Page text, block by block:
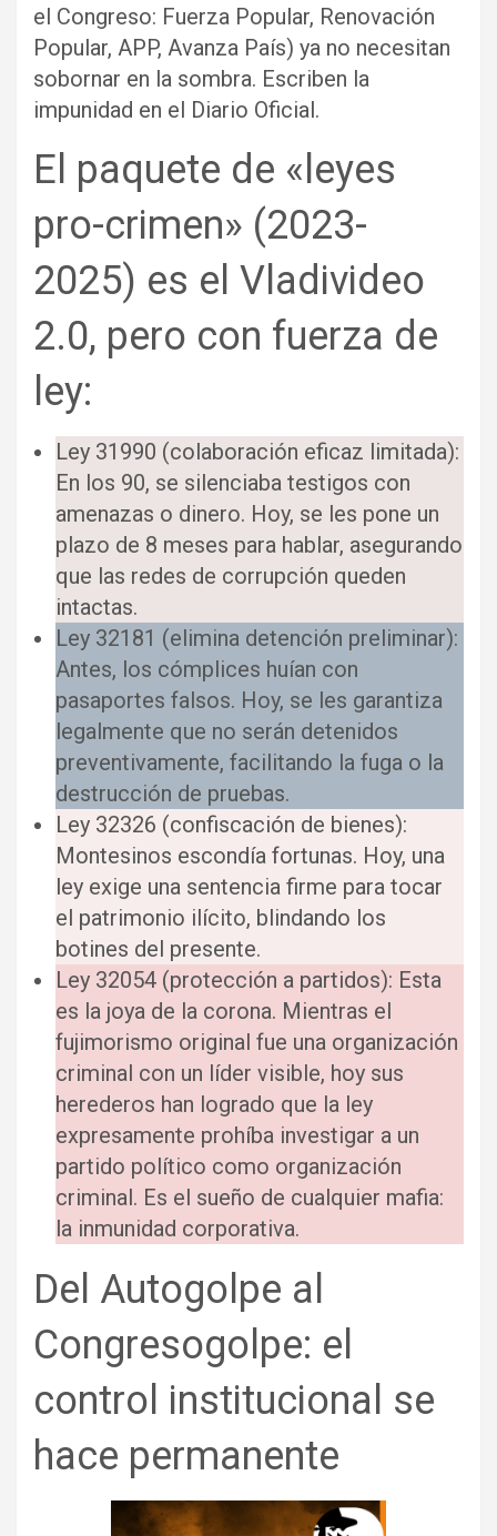
el Congreso: Fuerza Popular, Renovación
Popular, APP, Avanza País) ya no necesitan
sobornar en la sombra. Escriben la
impunidad en el Diario Oficial.
El paquete de «leyes
pro-crimen» (2023-
2025) es el Vladivideo
2.0, pero con fuerza de
ley:
Ley 31990 (colaboración eficaz limitada):
En los 90, se silenciaba testigos con
amenazas o dinero. Hoy, se les pone un
plazo de 8 meses para hablar, asegurando
que las redes de corrupción queden
intactas.
Ley 32181 (elimina detención preliminar):
Antes, los cómplices huían con
pasaportes falsos. Hoy, se les garantiza
legalmente que no serán detenidos
preventivamente, facilitando la fuga o la
destrucción de pruebas.
Ley 32326 (confiscación de bienes):
Montesinos escondía fortunas. Hoy, una
ley exige una sentencia firme para tocar
el patrimonio ilícito, blindando los
botines del presente.
Ley 32054 (protección a partidos): Esta
es la joya de la corona. Mientras el
fujimorismo original fue una organización
criminal con un líder visible, hoy sus
herederos han logrado que la ley
expresamente prohíba investigar a un
partido político como organización
criminal. Es el sueño de cualquier mafia:
la inmunidad corporativa.
Del Autogolpe al
Congresogolpe: el
control institucional se
hace permanente